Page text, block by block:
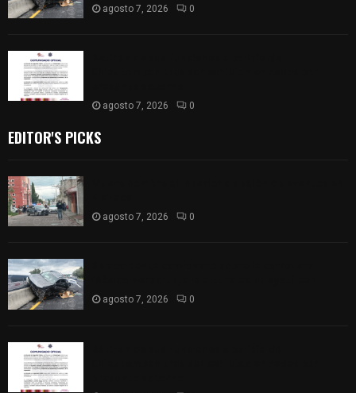
agosto 7, 2026 0
agosto 7, 2026 0
EDITOR'S PICKS
agosto 7, 2026 0
agosto 7, 2026 0